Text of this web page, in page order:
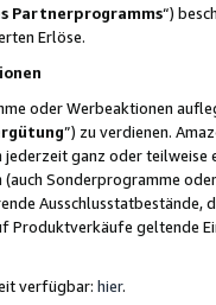
Partnerprogramms“)
Erlöse.
oder Werbeaktionen
”) zu verdienen.
ganz oder
Sonderprogramme
Ausschlusstatbestände,
Produktverkäufe geltende
verfügbar: hier.